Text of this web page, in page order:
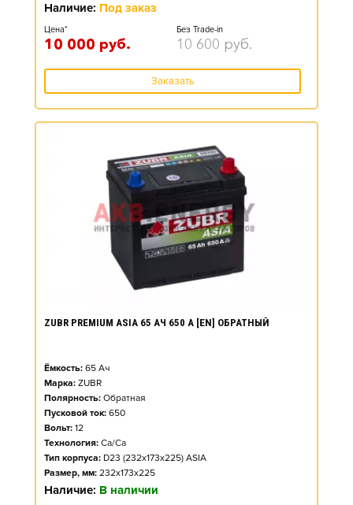
Наличие: Под заказ
Цена*
10 000 руб.
Без Trade-in
10 600 руб.
Заказать
ZUBR PREMIUM ASIA 65 АЧ 650 А [EN] ОБРАТНЫЙ
Ёмкость: 65 Ач
Марка: ZUBR
Полярность: Обратная
Пусковой ток: 650
Вольт: 12
Технология: Ca/Ca
Тип корпуса: D23 (232x173x225) ASIA
Размер, мм: 232x173x225
Наличие: В наличии